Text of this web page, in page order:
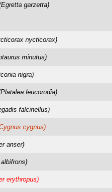
garzetta)
nycticorax)
minutus)
nigra)
leucorodia)
falcinellus)
cygnus)
anser)
erythropus)